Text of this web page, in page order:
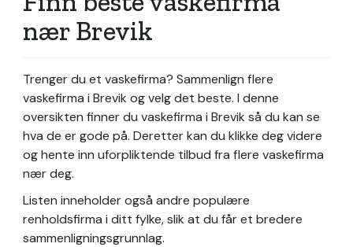
nær Brevik
Trenger du et vaskefirma? Sammenlign flere
vaskefirma i Brevik og velg det beste. I denne
oversikten finner du vaskefirma i Brevik så du kan se
hva de er gode på. Deretter kan du klikke deg videre
og hente inn uforpliktende tilbud fra flere vaskefirma
nær deg.
Listen inneholder også andre populære
renholdsfirma i ditt fylke, slik at du får et bredere
sammenligningsgrunnlag.